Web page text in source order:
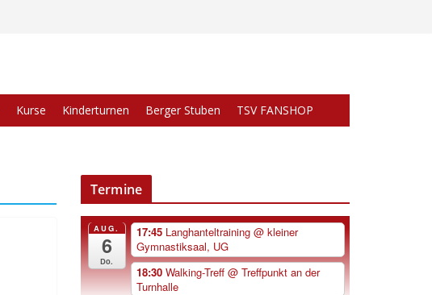
Kurse Kinderturnen Berger Stuben TSV FANSHOP
Termine
AUG.
6
Do.
17:45 Langhanteltraining @ kleiner
Gymnastiksaal, UG
18:30 Walking-Treff @ Treffpunkt an der
Turnhalle